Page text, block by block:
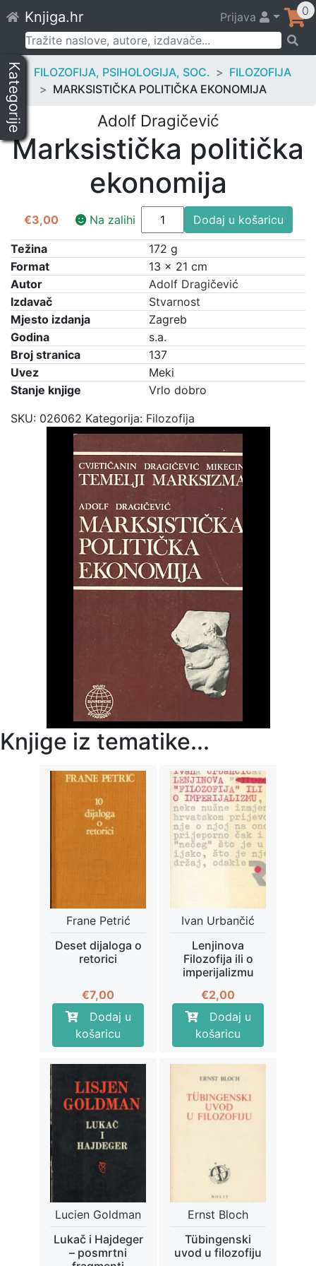
to
content
Knjiga.hr Prijava 0
Pretraži:
Kategorije FILOZOFIJA, PSIHOLOGIJA, SOC.
FILOZOFIJA
MARKSISTIČKA POLITIČKA EKONOMIJA
Adolf Dragičević
Marksistička politička
ekonomija
€3,00 Na zalihi
Marksistička
politička
ekonomija
količina
Dodaj u košaricu
Težina
172 g
Format
13 × 21 cm
Autor
Adolf Dragičević
Izdavač
Stvarnost
Mjesto izdanja
Zagreb
Godina
s.a.
Broj stranica
137
Uvez
Meki
Stanje knjige
Vrlo dobro
SKU: 026062 Kategorija: Filozofija
Knjige iz tematike...
Frane Petrić
Deset dijaloga o
retorici
€7,00
Dodaj u
košaricu
Ivan Urbančić
Lenjinova
Filozofija ili o
imperijalizmu
€2,00
Dodaj u
košaricu
Lucien Goldman
Lukač i Hajdeger
– posmrtni
Ernst Bloch
Tübingenski
uvod u filozofiju